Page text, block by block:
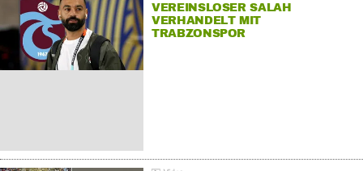
VEREINSLOSER SALAH
VERHANDELT MIT
TRABZONSPOR